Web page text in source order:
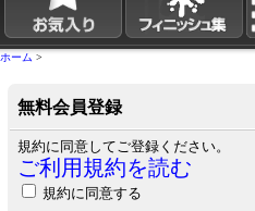
ホーム >
無料会員登録
規約に同意してご登録ください。
ご利用規約を読む
規約に同意する